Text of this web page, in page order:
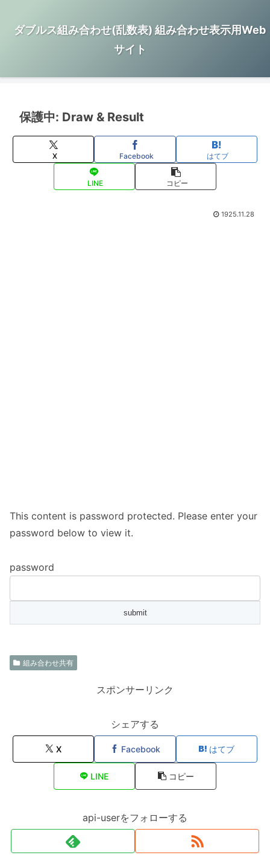
ダブルス組み合わせ(乱数表) 組み合わせ表示用Web
サイト
保護中: Draw & Result
X Facebook はてブ
LINE コピー
1925.11.28
This content is password protected. Please enter your
password below to view it.
password
組み合わせ共有
スポンサーリンク
シェアする
X Facebook はてブ
LINE コピー
api-userをフォローする